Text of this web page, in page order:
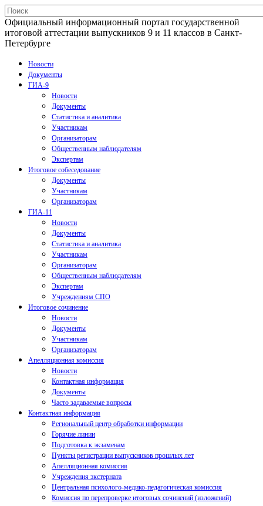
Официальный информационный портал государственной
итоговой аттестации выпускников 9 и 11 классов в Санкт-
Петербурге
Новости
Документы
ГИА-9
Новости
Документы
Статистика и аналитика
Участникам
Организаторам
Общественным наблюдателям
Экспертам
Итоговое собеседование
Документы
Участникам
Организаторам
ГИА-11
Новости
Документы
Статистика и аналитика
Участникам
Организаторам
Общественным наблюдателям
Экспертам
Учреждениям СПО
Итоговое сочинение
Новости
Документы
Участникам
Организаторам
Апелляционная комиссия
Новости
Контактная информация
Документы
Часто задаваемые вопросы
Контактная информация
Региональный центр обработки информации
Горячие линии
Подготовка к экзаменам
Пункты регистрации выпускников прошлых лет
Апелляционная комиссия
Учреждения экстерната
Центральная психолого-медико-педагогическая комиссия
Комиссия по перепроверке итоговых сочинений (изложений)